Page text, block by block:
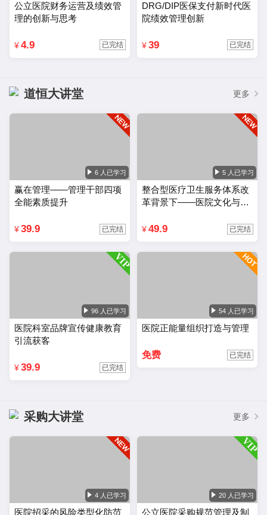
公立医院财务运营及绩效管
理的创新与思考
¥ 4.9 已完结
DRG/DIP医保支付新时代医
院绩效管理创新
¥ 39 已完结
道恒大讲堂 更多
6 人已学习
赢在管理——管理干部四项
全能素质提升
¥ 39.9 已完结
5 人已学习
整合型医疗卫生服务体系改
革背景下——医院文化与品
¥ 49.9 已完结
96 人已学习
医院科室品牌宣传健康教育
引流获客
¥ 39.9 已完结
54 人已学习
医院正能量组织打造与管理
免费 已完结
采购大讲堂 更多
4 人已学习
医院招采的风险类型化防范
20 人已学习
公立医院采购规范管理及制